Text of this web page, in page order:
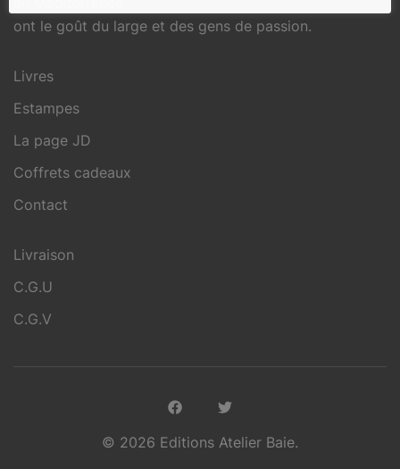
ont le goût du large et des gens de passion.
Livres
Estampes
La page JD
Coffrets cadeaux
Contact
Livraison
C.G.U
C.G.V
© 2026 Editions Atelier Baie.